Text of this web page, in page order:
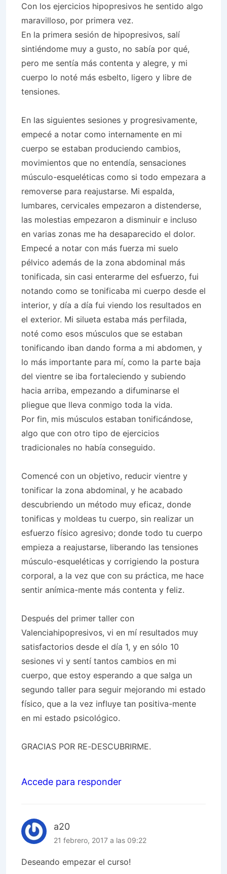
Con los ejercicios hipopresivos he sentido algo
maravilloso, por primera vez.
En la primera sesión de hipopresivos, salí
sintiéndome muy a gusto, no sabía por qué,
pero me sentía más contenta y alegre, y mi
cuerpo lo noté más esbelto, ligero y libre de
tensiones.
En las siguientes sesiones y progresivamente,
empecé a notar como internamente en mi
cuerpo se estaban produciendo cambios,
movimientos que no entendía, sensaciones
músculo-esqueléticas como si todo empezara a
removerse para reajustarse. Mi espalda,
lumbares, cervicales empezaron a distenderse,
las molestias empezaron a disminuir e incluso
en varias zonas me ha desaparecido el dolor.
Empecé a notar con más fuerza mi suelo
pélvico además de la zona abdominal más
tonificada, sin casi enterarme del esfuerzo, fui
notando como se tonificaba mi cuerpo desde el
interior, y día a día fui viendo los resultados en
el exterior. Mi silueta estaba más perfilada,
noté como esos músculos que se estaban
tonificando iban dando forma a mi abdomen, y
lo más importante para mí, como la parte baja
del vientre se iba fortaleciendo y subiendo
hacia arriba, empezando a difuminarse el
pliegue que lleva conmigo toda la vida.
Por fin, mis músculos estaban tonificándose,
algo que con otro tipo de ejercicios
tradicionales no había conseguido.
Comencé con un objetivo, reducir vientre y
tonificar la zona abdominal, y he acabado
descubriendo un método muy eficaz, donde
tonificas y moldeas tu cuerpo, sin realizar un
esfuerzo físico agresivo; donde todo tu cuerpo
empieza a reajustarse, liberando las tensiones
músculo-esqueléticas y corrigiendo la postura
corporal, a la vez que con su práctica, me hace
sentir anímica-mente más contenta y feliz.
Después del primer taller con
Valenciahipopresivos, vi en mí resultados muy
satisfactorios desde el día 1, y en sólo 10
sesiones vi y sentí tantos cambios en mi
cuerpo, que estoy esperando a que salga un
segundo taller para seguir mejorando mi estado
físico, que a la vez influye tan positiva-mente
en mi estado psicológico.
GRACIAS POR RE-DESCUBRIRME.
Accede para responder
a20
21 febrero, 2017 a las 09:22
Deseando empezar el curso!